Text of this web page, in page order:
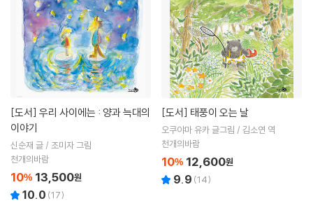
[도서]
이야기
신순재 글 / 조미자 그림
천개의바람
10% 13,500원
10.0 (17)
[도서] 태풍이 오는 날
오쿠야마 유카 글그림 / 김소연 역
천개의바람
10% 12,600원
9.9 (14)